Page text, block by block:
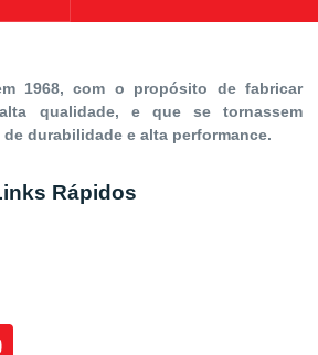
1968, com o propósito de fabricar
qualidade, e que se tornassem
de durabilidade e alta performance.
Rápidos